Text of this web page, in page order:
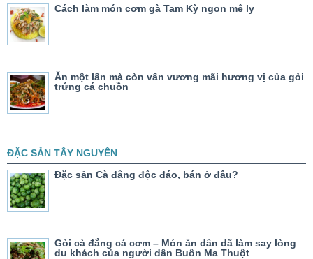
Cách làm món cơm gà Tam Kỳ ngon mê ly
Ăn một lần mà còn vấn vương mãi hương vị của gỏi
trứng cá chuồn
ĐẶC SẢN TÂY NGUYÊN
Đặc sản Cà đắng độc đáo, bán ở đâu?
Gỏi cà đắng cá cơm – Món ăn dân dã làm say lòng
du khách của người dân Buôn Ma Thuột